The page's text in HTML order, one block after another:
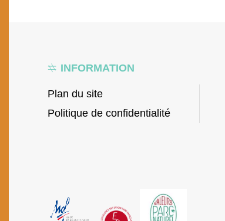
INFORMATION
Plan du site
Politique de confidentialité